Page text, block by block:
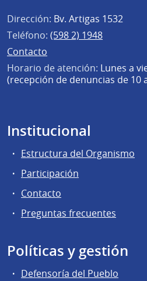
Dirección: Bv. Artigas 1532
Teléfono: (598 2) 1948
Contacto
Horario de atención: Lunes a
(recepción de denuncias de 10
Institucional
Estructura del Organismo
Participación
Contacto
Preguntas frecuentes
Políticas y gestión
Defensoría del Pueblo